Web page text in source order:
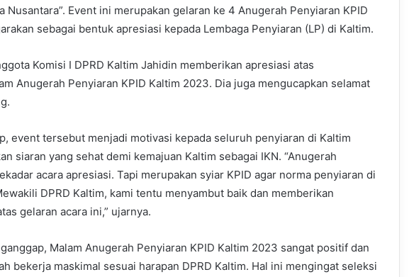
Nusantara”. Event ini merupakan gelaran ke 4 Anugerah Penyiaran KPID
sebagai bentuk apresiasi kepada Lembaga Penyiaran (LP) di Kaltim.
Komisi I DPRD Kaltim Jahidin memberikan apresiasi atas
Anugerah Penyiaran KPID Kaltim 2023. Dia juga mengucapkan selamat
event tersebut menjadi motivasi kepada seluruh penyiaran di Kaltim
siaran yang sehat demi kemajuan Kaltim sebagai IKN. “Anugerah
acara apresiasi. Tapi merupakan syiar KPID agar norma penyiaran di
DPRD Kaltim, kami tentu menyambut baik dan memberikan
gelaran acara ini,” ujarnya.
Malam Anugerah Penyiaran KPID Kaltim 2023 sangat positif dan
bekerja maskimal sesuai harapan DPRD Kaltim. Hal ini mengingat seleksi